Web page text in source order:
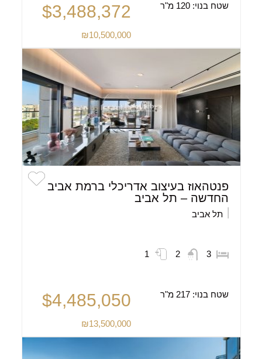
שטח בנוי:120 מ"ר $3,488,372
₪10,500,000
פנטהאוז בעיצוב אדריכלי ברמת אביב
החדשה – תל אביב
תל אביב
3
2
1
שטח בנוי:217 מ"ר $4,485,050
₪13,500,000